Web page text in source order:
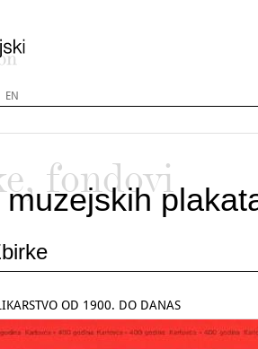
EN
fondovi
OD 1900. DO DANAS